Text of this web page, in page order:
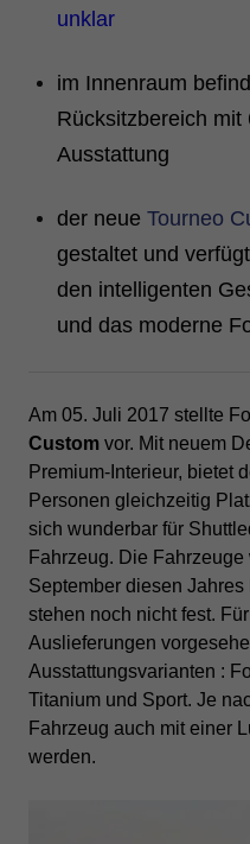
unklar
im Innenraum
Rücksitzbereich mit
Ausstattung
der neue Tourneo
gestaltet und
den intelligenten
und das moderne
Am 05. Juli 2017 stellte
Custom vor. Mit neuem
Premium-Interieur, bietet
Personen gleichzeitig
sich wunderbar für
Fahrzeug. Die
September diesen
stehen noch nicht fest.
Auslieferungen
Ausstattungsvarianten :
Titanium und Sport. Je
Fahrzeug auch mit einer
werden.